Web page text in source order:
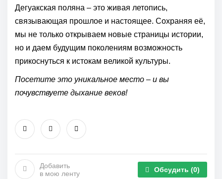
Дегуакская поляна – это живая летопись,
связывающая прошлое и настоящее. Сохраняя её,
мы не только открываем новые страницы истории,
но и даем будущим поколениям возможность
прикоснуться к истокам великой культуры.
Посетите это уникальное место – и вы
почувствуете дыхание веков!
Добавить
в мою ленту
Обсудить (0)